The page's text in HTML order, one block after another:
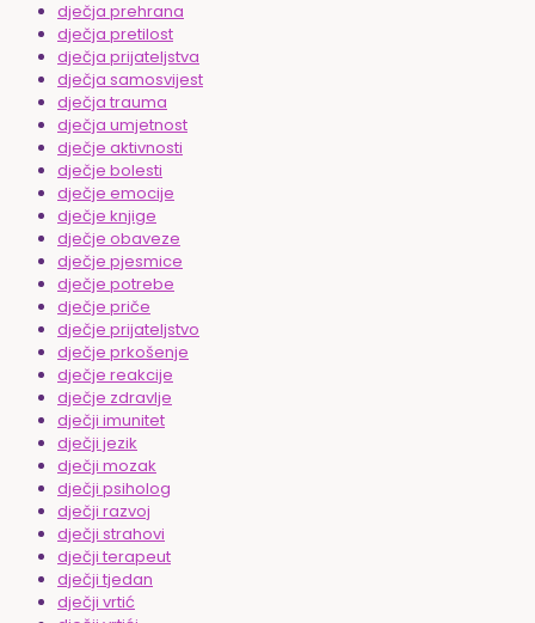
dječja prehrana
dječja pretilost
dječja prijateljstva
dječja samosvijest
dječja trauma
dječja umjetnost
dječje aktivnosti
dječje bolesti
dječje emocije
dječje knjige
dječje obaveze
dječje pjesmice
dječje potrebe
dječje priče
dječje prijateljstvo
dječje prkošenje
dječje reakcije
dječje zdravlje
dječji imunitet
dječji jezik
dječji mozak
dječji psiholog
dječji razvoj
dječji strahovi
dječji terapeut
dječji tjedan
dječji vrtić